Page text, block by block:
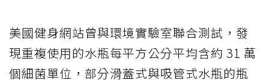
美國健身網站曾與環境實驗室聯合測試，發
現重複使用的水瓶每平方公分平均含約 31 萬
個細菌單位，部分滑蓋式與吸管式水瓶的瓶